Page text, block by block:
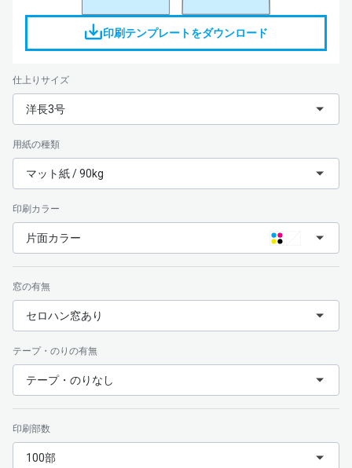
印刷テンプレートをダウンロード
仕上りサイズ
洋長3号
用紙の種類
マット紙 / 90kg
印刷カラー
片面カラー
窓の有無
セロハン窓あり
テープ・のりの有無
テープ・のりなし
印刷部数
100部